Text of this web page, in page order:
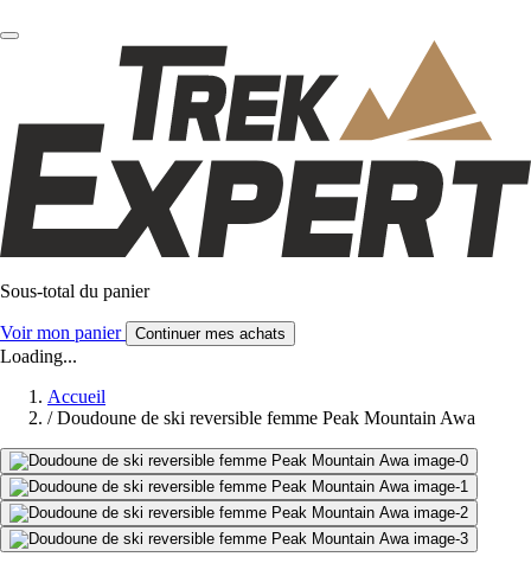
Sous-total du panier
Voir mon panier Continuer mes achats
Loading...
Accueil
/ Doudoune de ski reversible femme Peak Mountain Awa